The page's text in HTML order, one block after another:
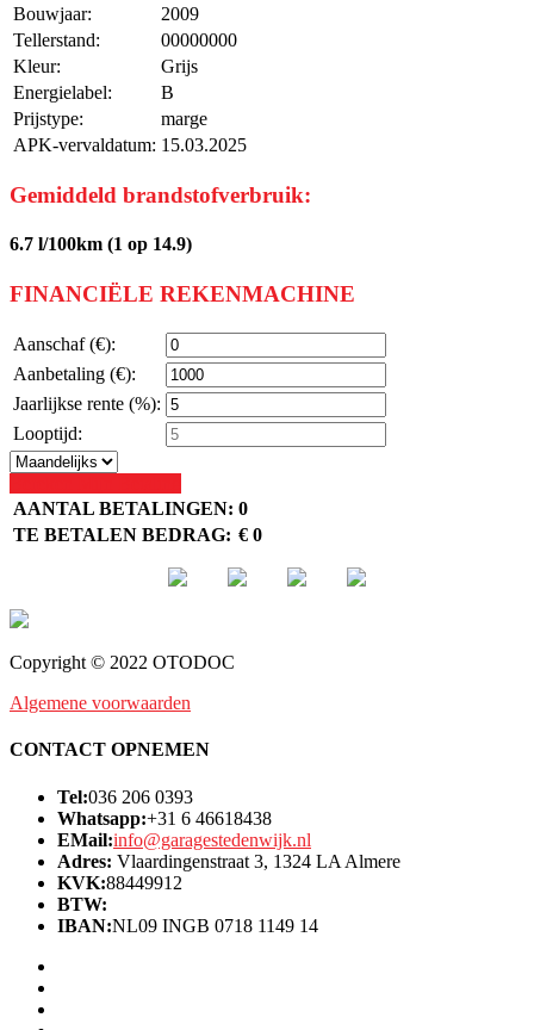
Bouwjaar:
2009
Tellerstand:
00000000
Kleur:
Grijs
Energielabel:
B
Prijstype:
marge
APK-vervaldatum: 15.03.2025
Gemiddeld brandstofverbruik:
6.7 l/100km (1 op 14.9)
FINANCIËLE REKENMACHINE
Aanschaf (€):
Aanbetaling (€):
Jaarlijkse rente (%):
Looptijd:
AANTAL BETALINGEN: 0
TE BETALEN BEDRAG: € 0
Copyright © 2022 OTODOC
Algemene voorwaarden
CONTACT OPNEMEN
Tel:036 206 0393
Whatsapp:+31 6 46618438
EMail:info@garagestedenwijk.nl
Adres: Vlaardingenstraat 3, 1324 LA Almere
KVK:88449912
BTW:
IBAN:NL09 INGB 0718 1149 14